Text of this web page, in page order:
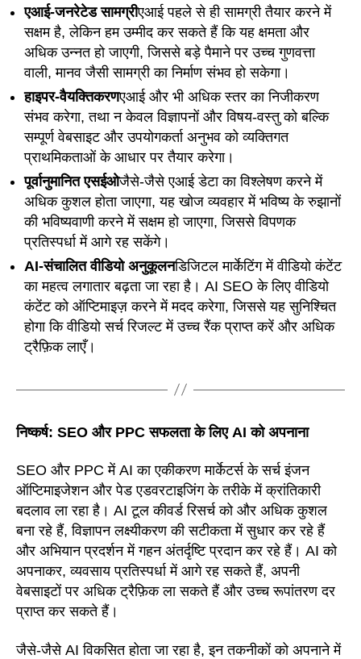
एआई-जनरेटेड सामग्रीएआई पहले से ही सामग्री तैयार करने में
सक्षम है, लेकिन हम उम्मीद कर सकते हैं कि यह क्षमता और
अधिक उन्नत हो जाएगी, जिससे बड़े पैमाने पर उच्च गुणवत्ता
वाली, मानव जैसी सामग्री का निर्माण संभव हो सकेगा।
हाइपर-वैयक्तिकरणएआई और भी अधिक स्तर का निजीकरण
संभव करेगा, तथा न केवल विज्ञापनों और विषय-वस्तु को बल्कि
सम्पूर्ण वेबसाइट और उपयोगकर्ता अनुभव को व्यक्तिगत
प्राथमिकताओं के आधार पर तैयार करेगा।
पूर्वानुमानित एसईओजैसे-जैसे एआई डेटा का विश्लेषण करने में
अधिक कुशल होता जाएगा, यह खोज व्यवहार में भविष्य के रुझानों
की भविष्यवाणी करने में सक्षम हो जाएगा, जिससे विपणक
प्रतिस्पर्धा में आगे रह सकेंगे।
AI-संचालित वीडियो अनुकूलनडिजिटल मार्केटिंग में वीडियो कंटेंट
का महत्व लगातार बढ़ता जा रहा है। AI SEO के लिए वीडियो
कंटेंट को ऑप्टिमाइज़ करने में मदद करेगा, जिससे यह सुनिश्चित
होगा कि वीडियो सर्च रिजल्ट में उच्च रैंक प्राप्त करें और अधिक
ट्रैफ़िक लाएँ।
निष्कर्ष: SEO और PPC सफलता के लिए AI को अपनाना
SEO और PPC में AI का एकीकरण मार्केटर्स के सर्च इंजन
ऑप्टिमाइजेशन और पेड एडवरटाइजिंग के तरीके में क्रांतिकारी
बदलाव ला रहा है। AI टूल कीवर्ड रिसर्च को और अधिक कुशल
बना रहे हैं, विज्ञापन लक्ष्यीकरण की सटीकता में सुधार कर रहे हैं
और अभियान प्रदर्शन में गहन अंतर्दृष्टि प्रदान कर रहे हैं। AI को
अपनाकर, व्यवसाय प्रतिस्पर्धा में आगे रह सकते हैं, अपनी
वेबसाइटों पर अधिक ट्रैफ़िक ला सकते हैं और उच्च रूपांतरण दर
प्राप्त कर सकते हैं।
जैसे-जैसे AI विकसित होता जा रहा है, इन तकनीकों को अपनाने में